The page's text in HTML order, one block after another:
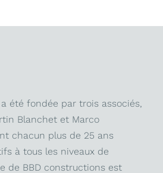
été fondée par trois associés,
Blanchet et Marco
chacun plus de 25 ans
à tous les niveaux de
de BBD constructions est